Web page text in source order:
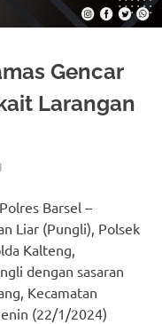
Gencar
Larangan
Barsel –
Liar (Pungli), Polsek
Kalteng,
dengan sasaran
Kecamatan
(22/1/2024)